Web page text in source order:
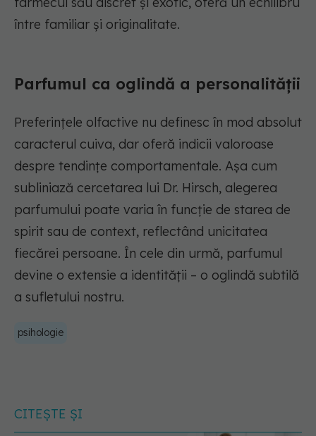
între familiar și originalitate.
Parfumul ca oglindă a personalității
Preferințele olfactive nu definesc în mod absolut
caracterul cuiva, dar oferă indicii valoroase
despre tendințe comportamentale. Așa cum
subliniază cercetarea lui Dr. Hirsch, alegerea
parfumului poate varia în funcție de starea de
spirit sau de context, reflectând unicitatea
fiecărei persoane. În cele din urmă, parfumul
devine o extensie a identității – o oglindă subtilă
a sufletului nostru.
psihologie
CITEȘTE ȘI